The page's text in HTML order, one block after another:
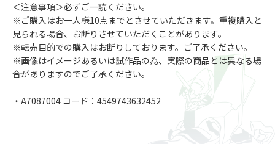
＜注意事項＞必ずご一読ください。
※ご購入はお一人様10点までとさせていただきます。重複購入と
見られる場合、お断りさせていただくことがあります。
※転売目的での購入はお断りしております。ご了承ください。
※画像はイメージあるいは試作品の為、実際の商品とは異なる場
合がありますのでご了承ください。
・A7087004 コード：4549743632452